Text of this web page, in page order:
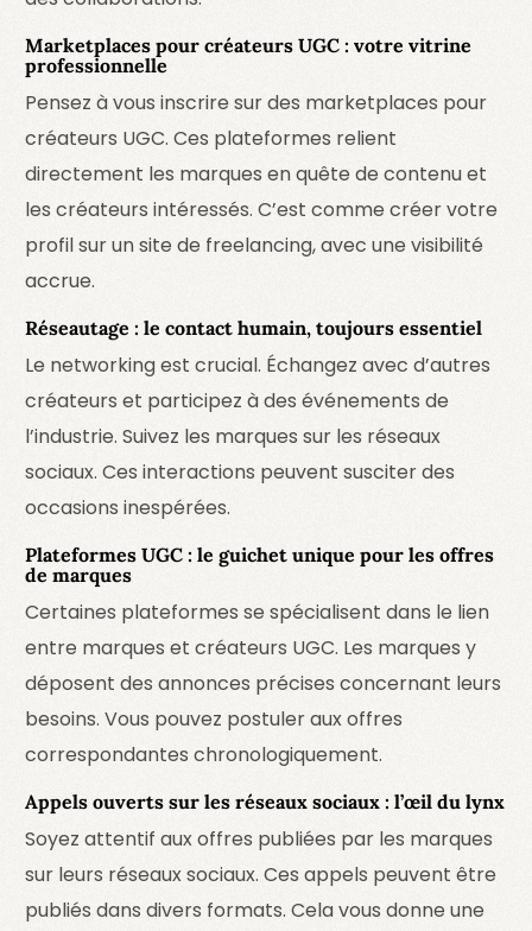
Marketplaces pour créateurs UGC : votre vitrine
professionnelle
Pensez à vous inscrire sur des marketplaces pour
créateurs UGC. Ces plateformes relient
directement les marques en quête de contenu et
les créateurs intéressés. C’est comme créer votre
profil sur un site de freelancing, avec une visibilité
accrue.
Réseautage : le contact humain, toujours essentiel
Le networking est crucial. Échangez avec d’autres
créateurs et participez à des événements de
l’industrie. Suivez les marques sur les réseaux
sociaux. Ces interactions peuvent susciter des
occasions inespérées.
Plateformes UGC : le guichet unique pour les offres
de marques
Certaines plateformes se spécialisent dans le lien
entre marques et créateurs UGC. Les marques y
déposent des annonces précises concernant leurs
besoins. Vous pouvez postuler aux offres
correspondantes chronologiquement.
Appels ouverts sur les réseaux sociaux : l’œil du lynx
Soyez attentif aux offres publiées par les marques
sur leurs réseaux sociaux. Ces appels peuvent être
publiés dans divers formats. Cela vous donne une